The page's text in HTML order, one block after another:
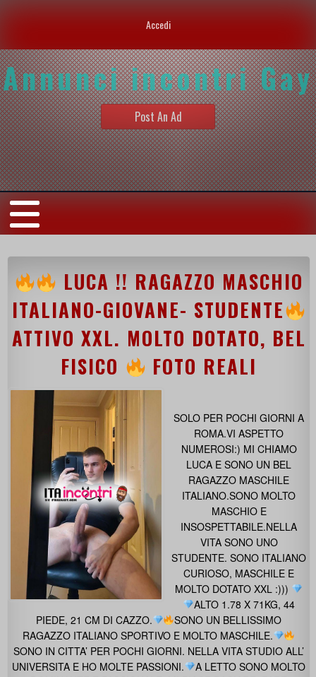
Accedi
Annunci incontri Gay
Post An Ad
LUCA !! RAGAZZO MASCHIO
ITALIANO-GIOVANE- STUDENTE
ATTIVO XXL. MOLTO DOTATO, BEL
FISICO
FOTO REALI
SOLO PER POCHI GIORNI A
ROMA.VI ASPETTO
NUMEROSI:) MI CHIAMO
LUCA E SONO UN BEL
RAGAZZO MASCHILE
ITALIANO.SONO MOLTO
MASCHIO E
INSOSPETTABILE.NELLA
VITA SONO UNO
STUDENTE. SONO ITALIANO
CURIOSO, MASCHILE E
MOLTO DOTATO XXL :)))
ALTO 1.78 X 71KG, 44
PIEDE, 21 CM DI CAZZO.
SONO UN BELLISSIMO
RAGAZZO ITALIANO SPORTIVO E MOLTO MASCHILE.
SONO IN CITTA’ PER POCHI GIORNI. NELLA VITA STUDIO ALL’
UNIVERSITA E HO MOLTE PASSIONI.
A LETTO SONO MOLTO